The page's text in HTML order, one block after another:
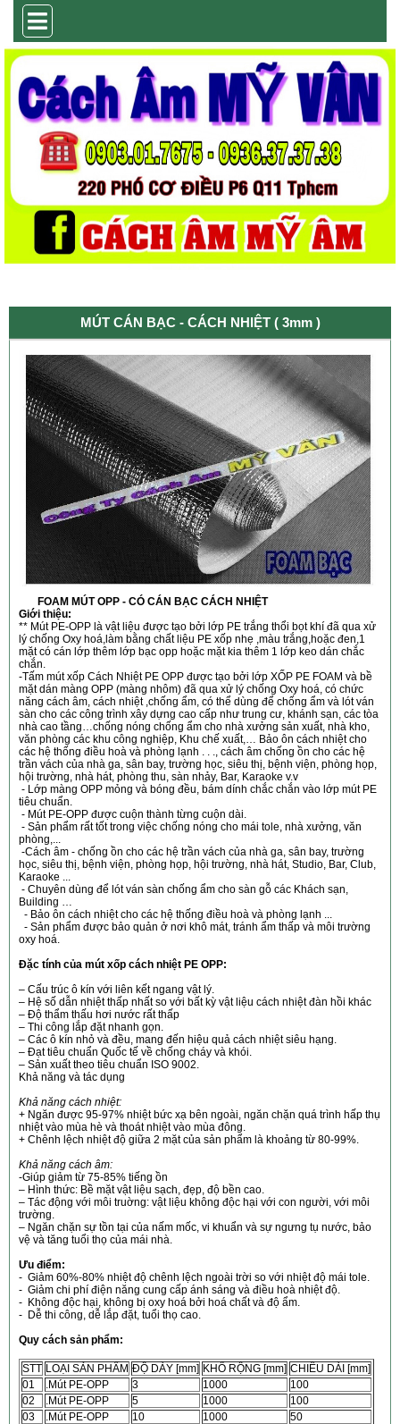
MÚT CÁN BẠC - CÁCH NHIỆT ( 3mm )
FOAM MÚT OPP - CÓ CÁN BẠC CÁCH NHIỆT
Giới thiệu:
** Mút PE-OPP là vật liệu được tạo bởi lớp PE trắng thổi bọt khí đã qua xử
lý chống Oxy hoá,làm bằng chất liệu PE xốp nhẹ ,màu trắng,hoặc đen,1
mặt có cán lớp thêm lớp bạc opp hoặc mặt kia thêm 1 lớp keo dán chắc
chắn.
-Tấm mút xốp Cách Nhiệt PE OPP được tạo bởi lớp XỐP PE FOAM và bề
mặt dán màng OPP (màng nhôm) đã qua xử lý chống Oxy hoá, có chức
năng cách âm, cách nhiệt ,chống ẩm, có thể dùng để chống ẩm và lót ván
sàn cho các công trình xây dựng cao cấp như trung cư, khánh sạn, các tòa
nhà cao tầng…chống nóng chống ẩm cho nhà xưởng sản xuất, nhà kho,
văn phòng các khu công nghiệp, Khu chế xuất,… Bảo ôn cách nhiệt cho
các hệ thống điều hoà và phòng lạnh . . ., cách âm chống ồn cho các hệ
trần vách của nhà ga, sân bay, trường học, siêu thị, bệnh viện, phòng họp,
hội trường, nhà hát, phòng thu, sàn nhảy, Bar, Karaoke v.v
- Lớp màng OPP mỏng và bóng đều, bám dính chắc chắn vào lớp mút PE
tiêu chuẩn.
- Mút PE-OPP được cuộn thành từng cuộn dài.
- Sản phẩm rất tốt trong việc chống nóng cho mái tole, nhà xưởng, văn
phòng,...
-Cách âm - chống ồn cho các hệ trần vách của nhà ga, sân bay, trường
học, siêu thị, bệnh viện, phòng họp, hội trường, nhà hát, Studio, Bar, Club,
Karaoke ...
- Chuyên dùng để lót ván sàn chống ẩm cho sàn gỗ các Khách sạn,
Building …
- Bảo ôn cách nhiệt cho các hệ thống điều hoà và phòng lạnh ...
- Sản phẩm được bảo quản ở nơi khô mát, tránh ẩm thấp và môi trường
oxy hoá.
Đặc tính của mút xốp cách nhiệt PE OPP:
– Cấu trúc ô kín với liên kết ngang vật lý.
– Hệ số dẫn nhiệt thấp nhất so với bất kỳ vật liệu cách nhiệt đàn hồi khác
– Độ thẩm thấu hơi nước rất thấp
– Thi công lắp đặt nhanh gọn.
– Các ô kín nhỏ và đều, mang đến hiệu quả cách nhiệt siêu hạng.
– Đạt tiêu chuẩn Quốc tế về chống cháy và khói.
– Sản xuất theo tiêu chuẩn ISO 9002.
Khả năng và tác dụng
Khả năng cách nhiệt:
+ Ngăn được 95-97% nhiệt bức xạ bên ngoài, ngăn chặn quá trình hấp thụ
nhiệt vào mùa hè và thoát nhiệt vào mùa đông.
+ Chênh lệch nhiệt độ giữa 2 mặt của sản phẩm là khoảng từ 80-99%.
Khả năng cách âm:
-Giúp giảm từ 75-85% tiếng ồn
– Hình thức: Bề mặt vật liệu sạch, đẹp, độ bền cao.
– Tác động với môi truờng: vật liệu không độc hại với con người, với môi
trường.
– Ngăn chặn sự tồn tại của nấm mốc, vi khuẩn và sự ngưng tụ nước, bảo
vệ và tăng tuổi thọ của mái nhà.
Ưu điểm:
- Giảm 60%-80% nhiệt độ chênh lệch ngoài trời so với nhiệt độ mái tole.
- Giảm chi phí điện năng cung cấp ánh sáng và điều hoà nhiệt độ.
- Không độc hại, không bị oxy hoá bởi hoá chất và độ ẩm.
- Dễ thi công, dễ lắp đặt, tuổi thọ cao.
Quy cách sản phẩm:
STT LOẠI SẢN PHẨM ĐỘ DÀY [mm] KHỔ RỘNG [mm] CHIỀU DÀI [mm]
01
.Mút PE-OPP 3 1000
100
02
.Mút PE-OPP 5 1000
100
03
.Mút PE-OPP 10 1000
50